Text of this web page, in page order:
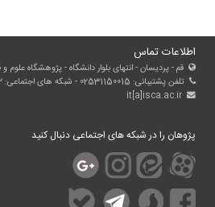
اطلاعات تماس
قم - پردیسان - انتهای بلوار دانشگاه - پژوهشگاه علوم
تلفن پشتیبانی: 02531150015 - شبکه های اجتماعی: 09033556172
it[a]isca.ac.ir
پژوهان را در شبکه های اجتماعی دنبال کنید